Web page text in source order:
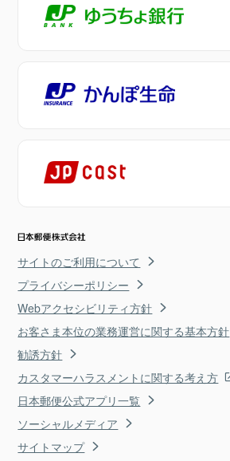
サイトのご利用について
プライバシーポリシー
Webアクセシビリティ方針
お客さま本位の業務運営に関する基本方針
勧誘方針
カスタマーハラスメントに関する考え方
日本郵便公式アプリ一覧
ソーシャルメディア
サイトマップ